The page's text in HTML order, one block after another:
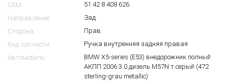
OEM
51 42 8 408 626
Направление
Зад.
Сторона
Прав.
Вид запчасти
Ручка внутренняя задняя правая
Автомобиль
BMW X5-series (E53) внедорожник полный
АКПП 2006 3.0 дизель M57N т.серый (472
sterling-grau metallic)